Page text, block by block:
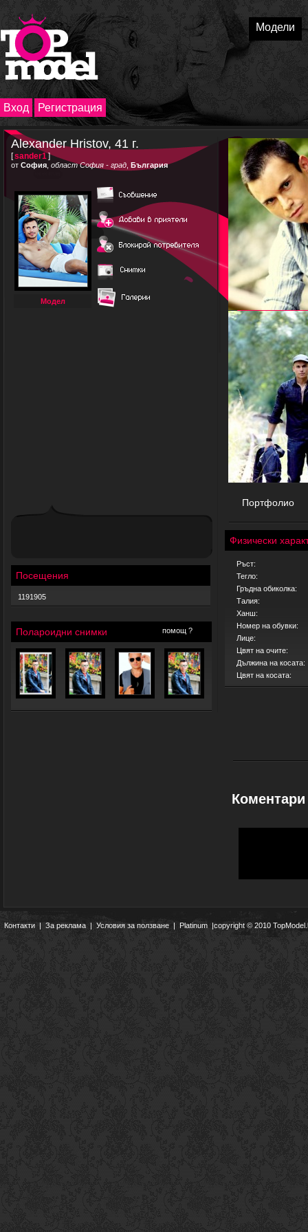
Модели
Вход Регистрация
Alexander Hristov, 41 г.
[sander1]
от София област София - град България
Модел
Посещения
1191905
Полароидни снимки помощ ?
Портфолио
Физически
Ръст:
Тегло:
Гръдна обиколка:
Талия:
Ханш:
Номер на обувки:
Лице:
Цвят на очите:
Дължина на косата:
Цвят на косата:
Коментари
Контакти|За реклама | Условия за ползване | Platinum |copyright © 2010